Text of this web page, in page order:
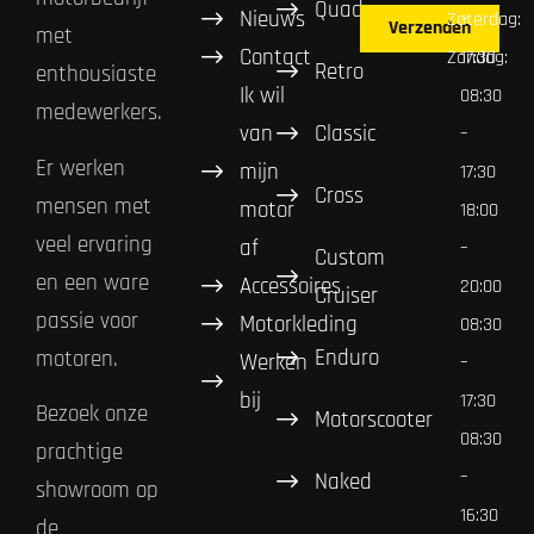
met
enthousiaste
medewerkers.
Er werken
mensen met
veel ervaring
en een ware
passie voor
motoren.
Bezoek onze
prachtige
showroom op
Nieuws
Contact
Ik wil
van
mijn
motor
af
Accessoires
Motorkleding
Werken
bij
Quad
Retro
Classic
Cross
Custom
Cruiser
Enduro
Motorscooter
Naked
VerzendenZaterdag:
Zondag:
–
17:30
08:30
–
17:30
18:00
–
20:00
08:30
–
17:30
08:30
–
16:30